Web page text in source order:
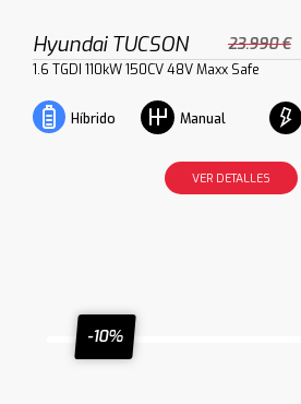
Hyundai TUCSON 23.990 €
1.6 TGDI 110kW 150CV 48V Maxx Safe
Híbrido Manual
VER DETALLES
-10%